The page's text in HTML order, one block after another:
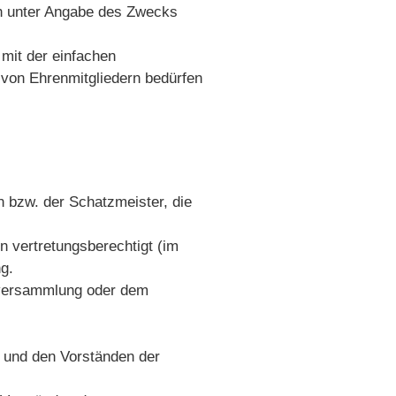
Angabe des Zwecks
der einfachen
Ehrenmitgliedern bedürfen
bzw. der Schatzmeister, die
vertretungsberechtigt (im
oder dem
den Vorständen der